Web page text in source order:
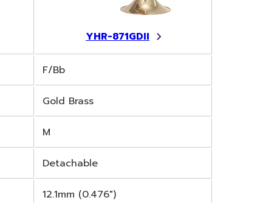
YHR-871GDII
F/Bb
Gold Brass
M
Detachable
12.1mm (0.476")